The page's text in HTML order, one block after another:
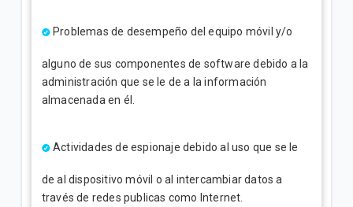
Problemas de desempeño del equipo móvil y/o
alguno de sus componentes de software debido a la
administración que se le de a la información
almacenada en él.
Actividades de espionaje debido al uso que se le
de al dispositivo móvil o al intercambiar datos a
través de redes publicas como Internet.